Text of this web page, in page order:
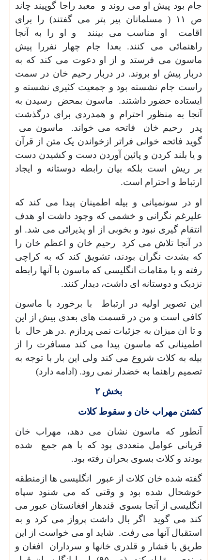
جام بود پیش او می روند و معبد راجا گوپیند چاند
ص
۱۱ (
مسلمانان پیر پتر می گفتند) را برای
اقامت او مناسب می بینند و او را به آنجا
راهنمائی می کنند. بعدا جام چهار نفررا پیش
ماسون می فرستد و از او دعوت می کند که به
دربار پیش او بروند. در دربار رحیم خان در سمت
راست جام نشسته بود و جمعیت کثیری نشسته و
ایستاده حضور داشتند. ماسون بمحض رسیدن به
آنجا به منظور احترام و همدردی برای درگذشت
پدر رحیم خان فاتحه می خواند. ماسون می
گوید فاتحه خوانی فراتر ازخواندن یک متن از قرآن
و یا بلند کردن و پائین آوردن دست و کشیدن دست
بر ریش است بلکه بیان رابطه دوستانه و ایجاد
ارتباط و احترام است.
او در سونمیانی و بیله اطمینان پیدا می کند که
علیرغم نگرانی و خشمی که وجود داشت او هدف
انتقام گیری نبود و بخوبی از او پذیرائی می شد. او
در آنجا تلاش می کرد رحیم خان و اعظم خان را
که بشدت نگران بودند، تشویق کند که به کراچی
رفته و با مقامات انگلیسی که ماسون با آنها رابطه
نزدیک و دوستانه ای داشت، دیدار کنند.
این تصویر اولیه در ارتباط با برخورد با ماسون
کافی است و من در قسمت های بعدی بیش از این
و تا ان میزان به جزئیات نمی پردازم .در هر حال با
اطمینانی که ماسون پیدا می کند مسافرت را از
بیله به کلات شروع می کند ولی این بار با توجه به
تصمیم راهنما به خضدار نمی رود. (ادامه دارد)
بخش ۲
کشتن مهراب خان و سقوط کلات
آنطور که ماسون نشان می دهد، مهراب خان
قربانی عوامل متعددی بود که با هم جمع شده
بودند و کلات بسوی بحران رفته بود.
گفته شده خان کلات از عبور انگلیسی ها ازمنطقه
خوشحال شده بود و وقتی که می شنود سپاه
انگلیسی از آنجا بسوی قندهار افغانستان عبور می
کند می گوید اگر بال داشت پرواز می کرد و به
استقبال آنها می رفت. شاید او می خواست از این
طریق با فشار و قلدری خانها و سرداران افغان و